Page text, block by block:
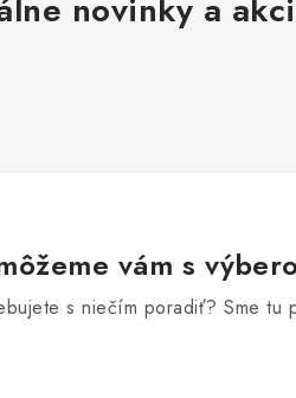
vám s
s niečím poradiť? Sme tu